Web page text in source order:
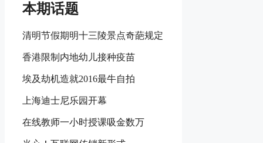
本期话题
清明节假期明十三陵景点奇葩规定
香港限制内地幼儿接种疫苗
埃及劫机造就2016最牛自拍
上海迪士尼乐园开幕
在线教师一小时授课吸金数万